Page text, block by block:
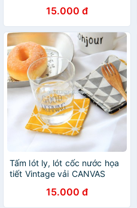
15.000 đ
Tấm lót ly, lót cốc nước họa
tiết Vintage vải CANVAS
mẫu tùy chọn15.000 đ